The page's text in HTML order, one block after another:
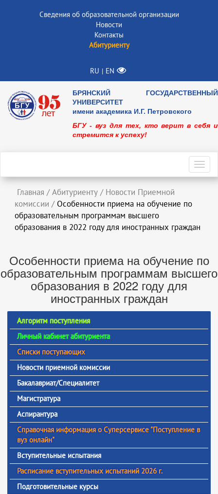
Сведения об образовательной организации
Новости
Контакты
Абитуриенту
RU | EN
БРЯНСКИЙ ГОСУДАРСТВЕННЫЙ
УНИВЕРСИТЕТ
имени академика И.Г. Петровского
БГУ - вуз для тех, кто верит в себя и
стремится к успеху!
Главная / Абитуриенту / Новости Приемной
комиссии / Особенности приема на обучение по
образовательным программам высшего
образования в 2022 году для иностранных граждан
Особенности приема на обучение по
образовательным программам высшего
образования в 2022 году для
иностранных граждан
Алгоритм поступления
Личный кабинет абитуриента
Списки поступающих
Новости приемной комиссии
Бакалавриат/Специалитет
Магистратура
Аспирантура
Справочная информация о Суперсервисе "Поступление в
вуз онлайн"
Вступительные испытания
Расписание вступительных испытаний 2026 г.
Подготовительные курсы